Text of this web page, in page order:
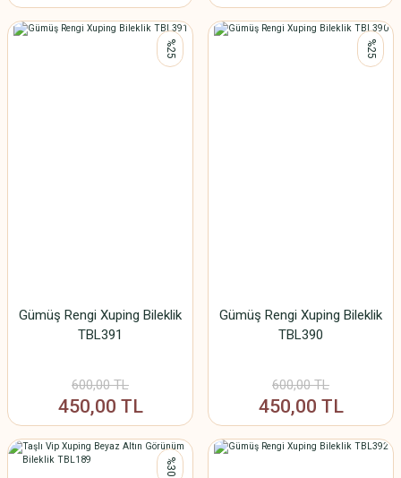
%25
Gümüş Rengi Xuping Bileklik
TBL391
600,00 TL
450,00 TL
%25
Gümüş Rengi Xuping Bileklik
TBL390
600,00 TL
450,00 TL
%30